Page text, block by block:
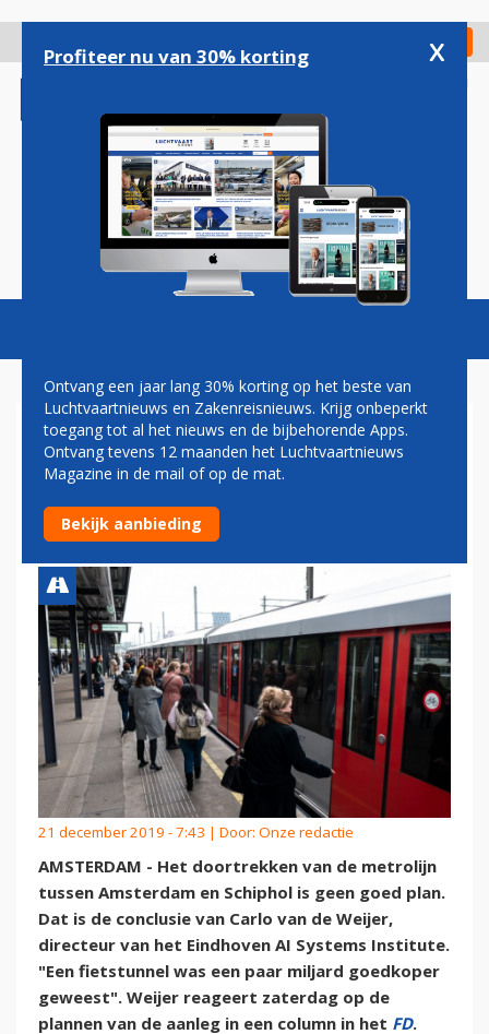
gaan
Check in
Magazine Podcasts Vacatures
VRAAGTEKENS BIJ
DOORTREKKEN METRO NAAR
SCHIPHOL
21 december 2019 - 7:43 | Door: Onze redactie
AMSTERDAM - Het doortrekken van de metrolijn
tussen Amsterdam en Schiphol is geen goed plan.
Dat is de conclusie van Carlo van de Weijer,
directeur van het Eindhoven AI Systems Institute.
"Een fietstunnel was een paar miljard goedkoper
geweest". Weijer reageert zaterdag op de
plannen van de aanleg in een column in het FD.
Profiteer nu van 30% korting x
Ontvang een jaar lang 30% korting op het beste van
Luchtvaartnieuws en Zakenreisnieuws. Krijg onbeperkt
toegang tot al het nieuws en de bijbehorende Apps.
Ontvang tevens 12 maanden het Luchtvaartnieuws
Magazine in de mail of op de mat.
Bekijk aanbieding